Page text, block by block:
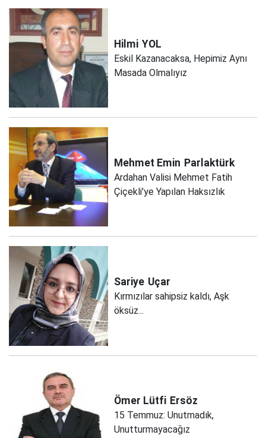
Hilmi YOL
Eskil Kazanacaksa, Hepimiz Aynı
Masada Olmalıyız
Mehmet Emin Parlaktürk
Ardahan Valisi Mehmet Fatih
Çiçekli'ye Yapılan Haksızlık
Sariye Uçar
Kırmızılar sahipsiz kaldı, Aşk
öksüz...
Ömer Lütfi Ersöz
15 Temmuz: Unutmadık,
Unutturmayacağız